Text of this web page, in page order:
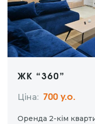
ЖК “360”
Ціна: 700 у.о.
Оренда 2-кім